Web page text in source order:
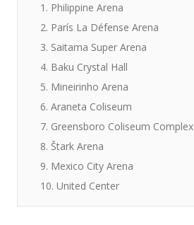
1. Philippine Arena
2. París La Défense Arena
3. Saitama Super Arena
4. Baku Crystal Hall
5. Mineirinho Arena
6. Araneta Coliseum
7. Greensboro Coliseum Complex
8. Štark Arena
9. Mexico City Arena
10. United Center